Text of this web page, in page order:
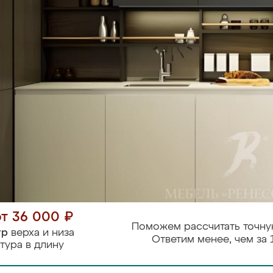
36 000 ₽
верха и низа
в длину
Поможем рассчитать
Ответим менее, чем за